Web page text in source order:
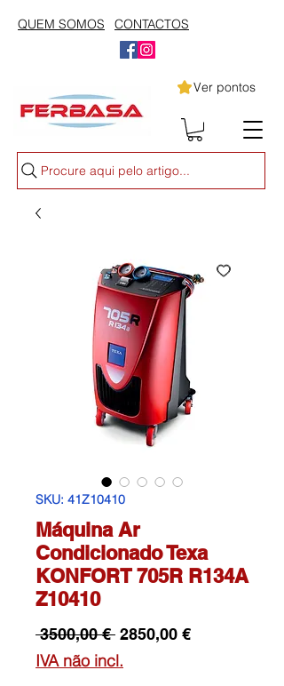
QUEM SOMOS CONTACTOS
Ver pontos
Procure aqui pelo artigo...
SKU: 41Z10410
Máquina Ar
Condicionado Texa
KONFORT 705R R134A
Z10410
3500,00 € Preço
normal
2850,00 €Preço
IVA não incl.